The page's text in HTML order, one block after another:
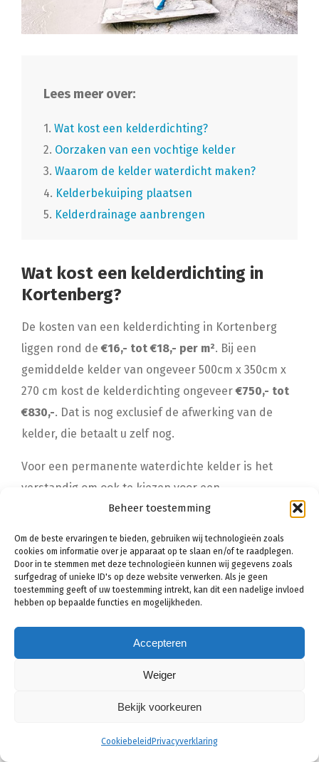
Beheer toestemming
Om de beste ervaringen te bieden, gebruiken wij technologieën zoals
cookies om informatie over je apparaat op te slaan en/of te raadplegen.
Door in te stemmen met deze technologieën kunnen wij gegevens zoals
surfgedrag of unieke ID's op deze website verwerken. Als je geen
toestemming geeft of uw toestemming intrekt, kan dit een nadelige invloed
hebben op bepaalde functies en mogelijkheden.
Accepteren
Weiger
Bekijk voorkeuren
Cookiebeleid Privacyverklaring
Lees meer over:
1. Wat kost een kelderdichting?
2. Oorzaken van een vochtige kelder
3. Waarom de kelder waterdicht maken?
4. Kelderbekuiping plaatsen
5. Kelderdrainage aanbrengen
Wat kost een kelderdichting in
Kortenberg?
De kosten van een kelderdichting in Kortenberg
liggen rond de€16,- tot €18,- per m². Bij een
gemiddelde kelder van ongeveer 500cm x 350cm x
270 cm kost de kelderdichting ongeveer€750,- tot
€830,-. Dat is nog exclusief de afwerking van de
kelder, die betaalt u zelf nog.
Voor een permanente waterdichte kelder is het
verstandig om ook te kiezen voor een
kelderdrainage systeem. De kosten hiervoor
kelder rond de€3.500,-maar kunnen, afhankelijk
van de situatie, oplopen tot wel€10.000,-
Kelderbekuiping €16,- tot €18,- per m²
dit zijn gemiddelde kosten die per vakman